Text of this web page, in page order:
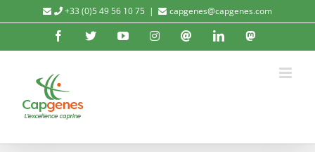
au
contenu
+33 (0)5 49 56 10 75 | capgenes@capgenes.com
Facebook
X YouTubeInstagram
ThreadsLinkedIn